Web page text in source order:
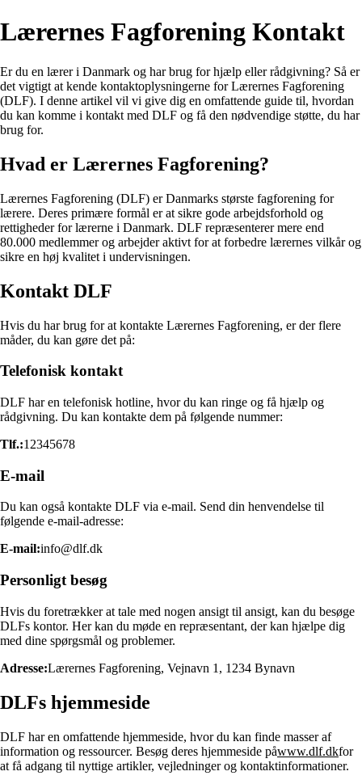
Lærernes Fagforening Kontakt
Er du en lærer i Danmark og har brug for hjælp eller rådgivning? Så er
det vigtigt at kende kontaktoplysningerne for Lærernes Fagforening
(DLF). I denne artikel vil vi give dig en omfattende guide til, hvordan
du kan komme i kontakt med DLF og få den nødvendige støtte, du har
brug for.
Hvad er Lærernes Fagforening?
Lærernes Fagforening (DLF) er Danmarks største fagforening for
lærere. Deres primære formål er at sikre gode arbejdsforhold og
rettigheder for lærerne i Danmark. DLF repræsenterer mere end
80.000 medlemmer og arbejder aktivt for at forbedre lærernes vilkår og
sikre en høj kvalitet i undervisningen.
Kontakt DLF
Hvis du har brug for at kontakte Lærernes Fagforening, er der flere
måder, du kan gøre det på:
Telefonisk kontakt
DLF har en telefonisk hotline, hvor du kan ringe og få hjælp og
rådgivning. Du kan kontakte dem på følgende nummer:
Tlf.:12345678
E-mail
Du kan også kontakte DLF via e-mail. Send din henvendelse til
følgende e-mail-adresse:
E-mail:info@dlf.dk
Personligt besøg
Hvis du foretrækker at tale med nogen ansigt til ansigt, kan du besøge
DLFs kontor. Her kan du møde en repræsentant, der kan hjælpe dig
med dine spørgsmål og problemer.
Adresse:Lærernes Fagforening, Vejnavn 1, 1234 Bynavn
DLFs hjemmeside
DLF har en omfattende hjemmeside, hvor du kan finde masser af
information og ressourcer. Besøg deres hjemmeside påwww.dlf.dkfor
at få adgang til nyttige artikler, vejledninger og kontaktinformationer.